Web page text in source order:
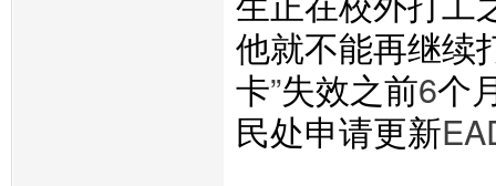
生正在校外打工
他就不能再继续
卡”失效之前6个
民处申请更新